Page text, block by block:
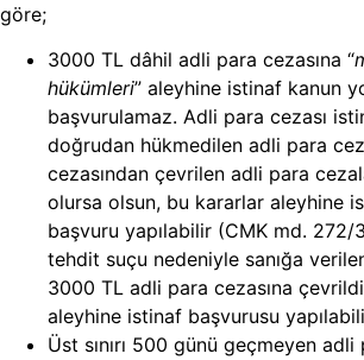
göre;
3000 TL dâhil adli para cezasına “
hükümleri” aleyhine istinaf kanun
başvurulamaz. Adli para cezası
doğrudan hükmedilen adli para
cezasından çevrilen adli para
olursa olsun, bu kararlar aleyhine
başvuru yapılabilir (CMK md. 272/
tehdit suçu nedeniyle sanığa
3000 TL adli para cezasına
aleyhine istinaf başvurusu
Üst sınırı 500 günü geçmeyen adli